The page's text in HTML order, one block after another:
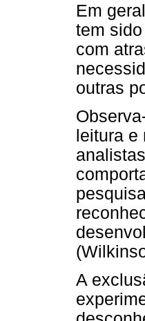
Em
tem
com
outras
leitura e
A